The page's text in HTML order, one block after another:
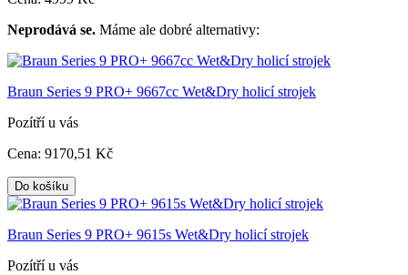
Neprodává se. Máme ale dobré alternativy:
Braun Series 9 PRO+ 9667cc Wet&Dry holicí strojek
Pozítří u vás
Cena: 9170,51 Kč
Do košíku
Braun Series 9 PRO+ 9615s Wet&Dry holicí strojek
Pozítří u vás